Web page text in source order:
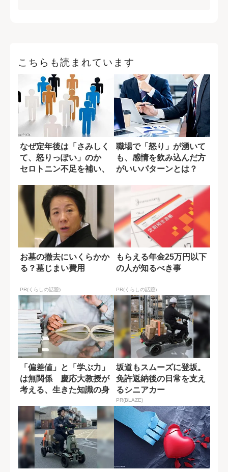
こちらも読まれています
なぜ定年後は「さみしく
て、怒りっぽい」のか
セロトニン不足を補い、
職場で「怒り」が湧いて
も、感情を飲み込んだ方
がいいパターンとは？
お墓の撤去にいくらかか
る？墓じまい費用
PR(くらしの話題)
もらえる年金25万円以下
の人が知るべき事
PR(くらしの話題)
「偏差値」と「学ぶ力」
は無関係 慶応大教授が
考える、生きた知識の身
坂道もスムーズに登坂。
免許返納後の日常を支え
るシニアカー
PR(BLAZE)